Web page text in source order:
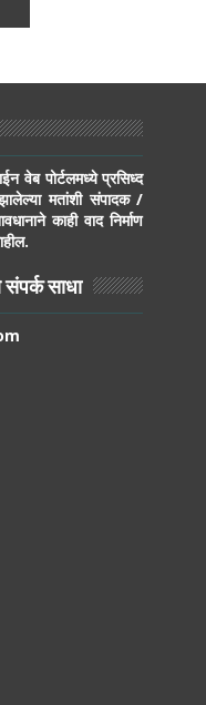
वेब पोर्टलमध्ये प्रसिध्द
मतांशी संपादक /
काही वाद निर्माण
साधा